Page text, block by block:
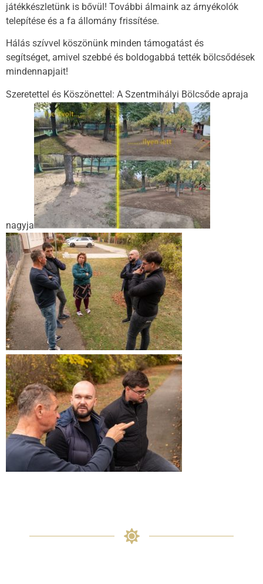
játékkészletünk is bővül! További álmaink az árnyékolók
telepítése és a fa állomány frissítése.
Hálás szívvel köszönünk minden támogatást és
segítséget, amivel szebbé és boldogabbá tették bölcsődések
mindennapjait!
Szeretettel és Köszönettel: A Szentmihályi Bölcsőde apraja
nagyja